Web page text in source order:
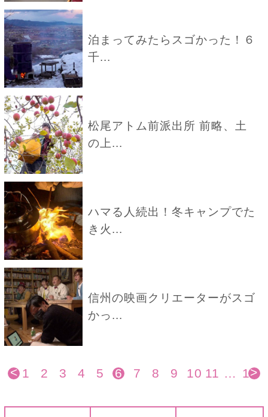
泊まってみたらスゴかった！６
千...
松尾アトム前派出所 前略、土
の上...
ハマる人続出！冬キャンプでた
き火...
信州の映画クリエーターがスゴ
かっ...
< 1 2 3 4 5 6 7 8 9 10 11 … 19
>